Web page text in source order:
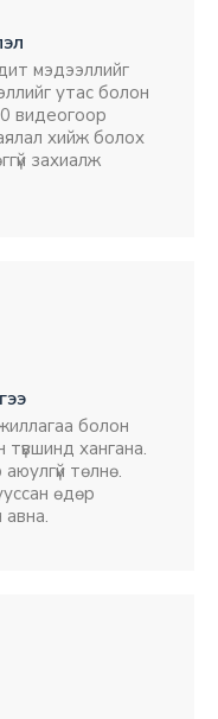
мэдээллийг
утас болон
видеогоор
хийж болох
захиалж
болон
хангана.
төлнө.
өдөр
авна.